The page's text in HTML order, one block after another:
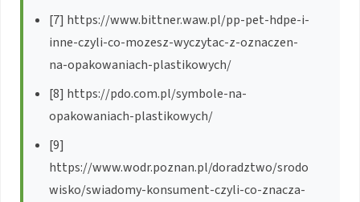
[7] https://www.bittner.waw.pl/pp-pet-hdpe-i-
inne-czyli-co-mozesz-wyczytac-z-oznaczen-
na-opakowaniach-plastikowych/
[8] https://pdo.com.pl/symbole-na-
opakowaniach-plastikowych/
[9]
https://www.wodr.poznan.pl/doradztwo/srodo
wisko/swiadomy-konsument-czyli-co-znacza-